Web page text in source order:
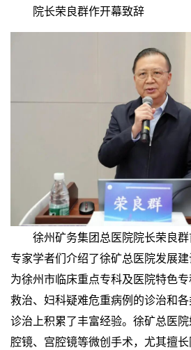
院长荣良群作开幕致辞
徐州矿务集团总医院院长荣良群
专家学者们介绍了徐矿总医院发展
为徐州市临床重点专科及医院特色
救治、妇科疑难危重病例的诊治和
诊治上积累了丰富经验。徐矿总医
腔镜、宫腔镜等微创手术，尤其擅长